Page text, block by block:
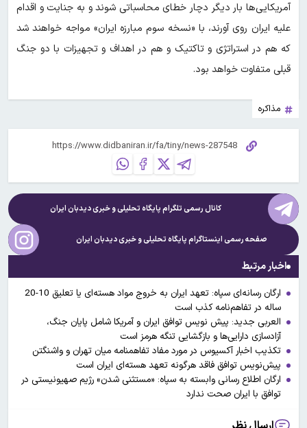
آمریکایی‌ها بار دیگر دچار خطای محاسباتی شوند و به جنایت و اقدام
علیه ایران روی آورند، با «نسخه سوم مبارزه ایران» مواجه خواهند شد
که هم در استراتژی و تاکتیک و هم در اهداف و تجهیزات با دو جنگ
قبلی متفاوت خواهد بود.
مذاکره
کانال رسمی تلگرام پایگاه تحلیلی و خبریدیدبان ایران
صفحه رسمی اینستاگرام پایگاه تحلیلی و خبریدیدبان ایران
اخبار مرتبط
ارگان رسانه‌ای سپاه: تعهد ایران به خروج مواد هسته‌ای یا تعلیق 10-20
ساله در تفاهم‌نامه کذب است
العربی جدید: پیش نویس توافق ایران و آمریکا شامل پایان جنگ،
آزادسازی دارایی‌ها و بازگشایی تنگه هرمز است
تکذیب اخبار آکسیوس در مورد مفاد تفاهمنامه میان تهران و واشنگتن
پیش‌نویس توافق فاقد هرگونه تعهد هسته‌ای ایران است
ارگان اطلاع رسانی وابسته به سپاه: «مستثنی شدن» رژیم صهیونیستی در
توافق با ایران صحت ندارد